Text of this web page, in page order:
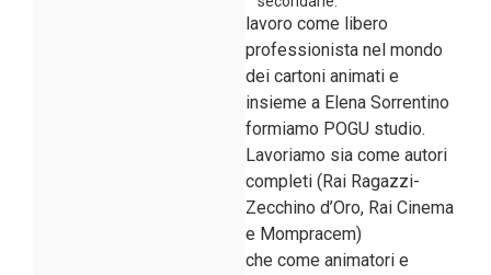
lavoro come libero
professionista nel mondo
dei cartoni animati e
insieme a Elena Sorrentino
formiamo POGU studio.
Lavoriamo sia come autori
completi (Rai Ragazzi-
Zecchino d’Oro, Rai Cinema
e Mompracem)
che come animatori e